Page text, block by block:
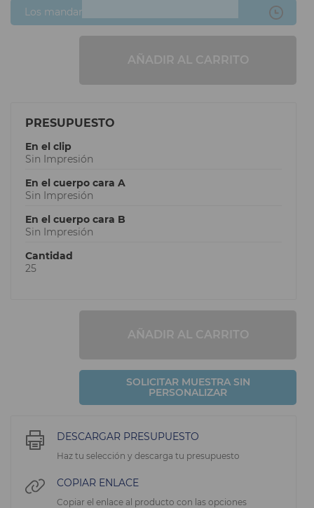
Los mandaré después
AÑADIR AL CARRITO
PRESUPUESTO
En el clip
Sin Impresión
En el cuerpo cara A
Sin Impresión
En el cuerpo cara B
Sin Impresión
Cantidad
25
AÑADIR AL CARRITO
SOLICITAR MUESTRA SIN
PERSONALIZAR
DESCARGAR PRESUPUESTO
Haz tu selección y descarga tu presupuesto
COPIAR ENLACE
Copiar el enlace al producto con las opciones